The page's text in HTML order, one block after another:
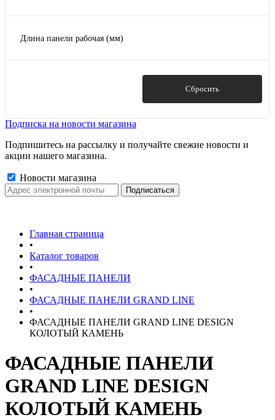
Длина панели рабочая (мм)
Сбросить
Подписка на новости магазина
Подпишитесь на рассылку и получайте свежие новости и
акции нашего магазина.
Новости магазина
Главная страница
•
Каталог товаров
•
ФАСАДНЫЕ ПАНЕЛИ
•
ФАСАДНЫЕ ПАНЕЛИ GRAND LINE
•
ФАСАДНЫЕ ПАНЕЛИ GRAND LINE DESIGN
КОЛОТЫЙ КАМЕНЬ
ФАСАДНЫЕ ПАНЕЛИ
GRAND LINE DESIGN
КОЛОТЫЙ КАМЕНЬ